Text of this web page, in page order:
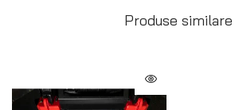
Produse similare